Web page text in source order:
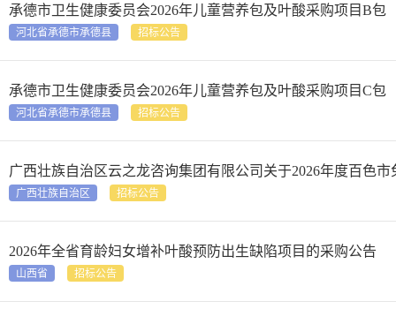
承德市卫生健康委员会2026年儿童营养包及叶酸采购项目B包
河北省承德市承德县 招标公告
承德市卫生健康委员会2026年儿童营养包及叶酸采购项目C包
河北省承德市承德县 招标公告
广西壮族自治区云之龙咨询集团有限公司关于2026年度百色
广西壮族自治区 招标公告
2026年全省育龄妇女增补叶酸预防出生缺陷项目的采购公告
山西省 招标公告